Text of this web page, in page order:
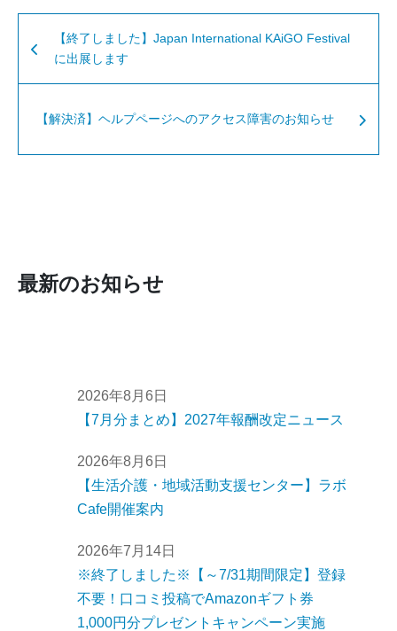
【終了しました】Japan International KAiGO Festival
に出展します
【解決済】ヘルプページへのアクセス障害のお知らせ
最新のお知らせ
2026年8月6日
【7月分まとめ】2027年報酬改定ニュース
2026年8月6日
【生活介護・地域活動支援センター】ラボ
Cafe開催案内
2026年7月14日
※終了しました※【～7/31期間限定】登録
不要！口コミ投稿でAmazonギフト券
1,000円分プレゼントキャンペーン実施